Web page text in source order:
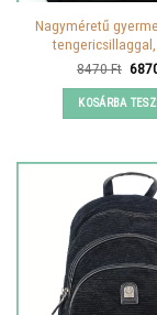
Nagyméretű
8470Ft
was:
KOSÁRBA